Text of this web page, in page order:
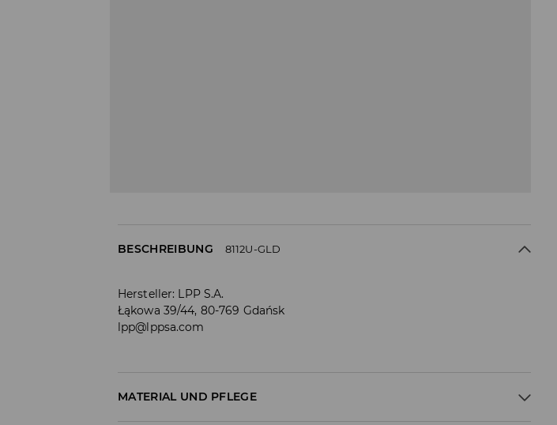
BESCHREIBUNG 8112U-GLD
Hersteller: LPP S.A.
Łąkowa 39/44, 80-769 Gdańsk
lpp@lppsa.com
MATERIAL UND PFLEGE